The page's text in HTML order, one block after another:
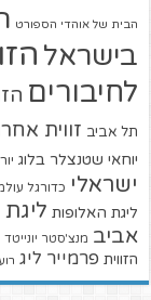
הבית של אוהדי הספורט
בישראל
לחיבורים
תל אביב זווית
יוחאי שטנצלר בלוג
ישראלי כדורגל
ליגת האלופות
אביב מנצ'סטר יונייטד
הזווית פרמייר ליג